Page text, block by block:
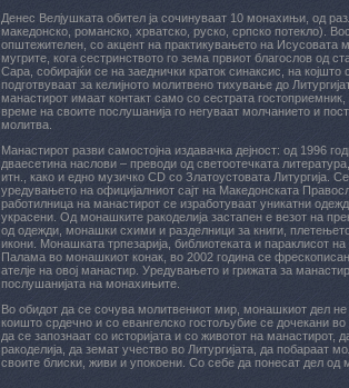
Денес Велјушката обител ја сочинуваат 10 монахињи, од
македонско, романско, хрватско, руско, српско потекло).
општежителен, со акцент на практикувањето на Исусовата
мугрите, кога сестринството го зема првиот благослов од
Сара, собирајќи се на заеднички краток синаксис, на
подготвуваат за келијното молитвено тихување до
манастирот имаат контакт само со сестрата гостоприемник,
време на своите послушанија го негуваат молчанието и
молитва.
Манастирот разви самостојна издавачка дејност: од 1996
дваесетина наслови – преводи од светоотечката
итн., како и едно музичко CD со Златоустовата Литургија.
уредувањето на официјалниот сајт на Македонската
работилница на манастирот се изработуваат уникатни
украсени. Од монашките ракоделија застапен е везот на
од одежди, монашки схими и разделници за книги,
икони. Монашката трпезарија, библиотеката и параклисот
Палама во монашкиот конак, во 2002 година се
ателје на овој манастир. Уредувањето и грижата за
послушанијата на монахињите.
Во обидот да се сочува молитвениот мир, монашкиот дел не
коишто срдечно и со евангелско гостољубие се дочекани
да се запознаат со историјата и со животот на манастирот,
ракоделија, да земат учество во Литургијата, да побараат
своите блиски, живи и упокоени. Со себе да понесат дел од